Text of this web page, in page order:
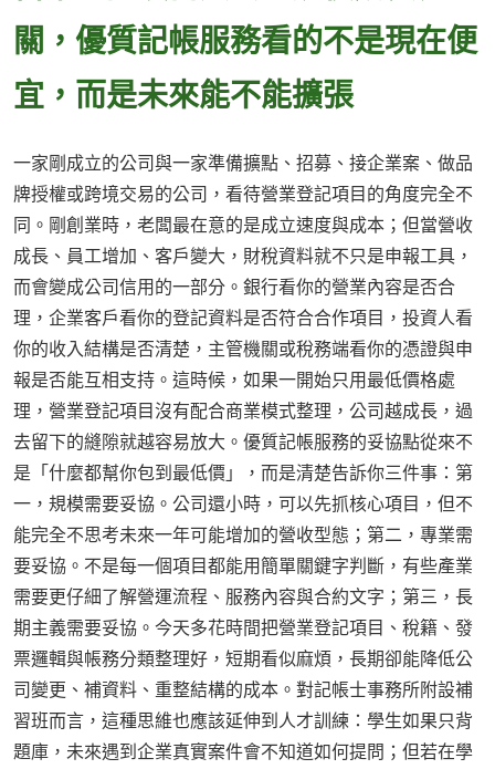
關，優質記帳服務看的不是現在便
宜，而是未來能不能擴張
一家剛成立的公司與一家準備擴點、招募、接企業案、做品
牌授權或跨境交易的公司，看待營業登記項目的角度完全不
同。剛創業時，老闆最在意的是成立速度與成本；但當營收
成長、員工增加、客戶變大，財稅資料就不只是申報工具，
而會變成公司信用的一部分。銀行看你的營業內容是否合
理，企業客戶看你的登記資料是否符合合作項目，投資人看
你的收入結構是否清楚，主管機關或稅務端看你的憑證與申
報是否能互相支持。這時候，如果一開始只用最低價格處
理，營業登記項目沒有配合商業模式整理，公司越成長，過
去留下的縫隙就越容易放大。優質記帳服務的妥協點從來不
是「什麼都幫你包到最低價」，而是清楚告訴你三件事：第
一，規模需要妥協。公司還小時，可以先抓核心項目，但不
能完全不思考未來一年可能增加的營收型態；第二，專業需
要妥協。不是每一個項目都能用簡單關鍵字判斷，有些產業
需要更仔細了解營運流程、服務內容與合約文字；第三，長
期主義需要妥協。今天多花時間把營業登記項目、稅籍、發
票邏輯與帳務分類整理好，短期看似麻煩，長期卻能降低公
司變更、補資料、重整結構的成本。對記帳士事務所附設補
習班而言，這種思維也應該延伸到人才訓練：學生如果只背
題庫，未來遇到企業真實案件會不知道如何提問；但若在學